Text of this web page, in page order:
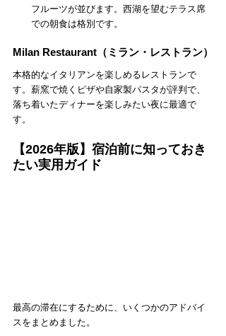
フルーツが並びます。西湖を望むテラス席
での朝食は格別です。
Milan Restaurant（ミラン・レストラン）
本格的なイタリアンを楽しめるレストランで
す。薪窯で焼くピザや自家製パスタが評判で、
落ち着いたディナーを楽しみたい夜に最適で
す。
【2026年版】宿泊前に知っておき
たい実用ガイド
最高の滞在にするために、いくつかのアドバイ
スをまとめました。